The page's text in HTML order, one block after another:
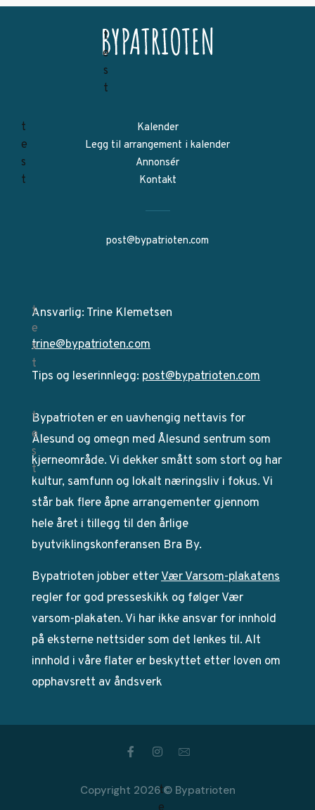
Kalender
Legg til arrangement i kalender
Annonsér
Kontakt
post@bypatrioten.com
Ansvarlig: Trine Klemetsen
trine@bypatrioten.com
Tips og leserinnlegg: post@bypatrioten.com
Bypatrioten er en uavhengig nettavis for
Ålesund og omegn med Ålesund sentrum som
kjerneområde. Vi dekker smått som stort og har
kultur, samfunn og lokalt næringsliv i fokus. Vi
står bak flere åpne arrangementer gjennom
hele året i tillegg til den årlige
byutviklingskonferansen Bra By.
Bypatrioten jobber etterVær Varsom-plakatens
regler for god presseskikk og følger Vær
varsom-plakaten. Vi har ikke ansvar for innhold
på eksterne nettsider som det lenkes til. Alt
innhold i våre flater er beskyttet etter loven om
opphavsrett av åndsverk
Copyright 2026 © Bypatrioten